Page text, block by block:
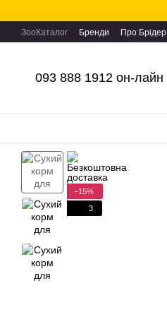
ЗооКаталог Бренди Про Брідер
093 888 1912 он-лайн
−15%
3